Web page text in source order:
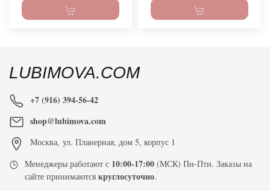
LUBIMOVA.COM
+7 (916) 394-56-42
shop@lubimova.com
Москва, ул. Планерная, дом 5, корпус 1
Менеджеры работают с 10:00-17:00 (МСК) Пн-Птн. Заказы на
сайте принимаютсякруглосуточно.